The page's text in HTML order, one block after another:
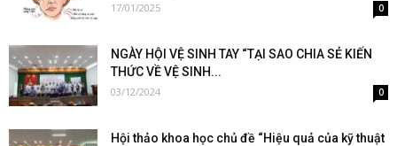
17/01/2025 0
NGÀY HỘI VỆ SINH TAY “TẠI SAO CHIA SẺ KIẾN
THỨC VỀ VỆ SINH...
03/12/2024 0
Hội thảo khoa học chủ đề “Hiệu quả của kỹ thuật